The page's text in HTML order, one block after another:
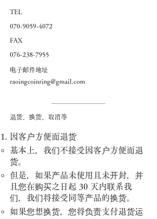
​TEL
070-9059-4072
FAX
076-238-7955
电子邮件地址
raoingcoinring@gmail.com
退货、换货、取消等
因客户方便而退货
基本上，我们不接受因客户方便而退
货。
但是，如果产品未使用且未开封，并
且您在购买之日起 30 天内联系我
们，我们将接受同等产品的换货。
如果您想换货，您将负责支付退货运